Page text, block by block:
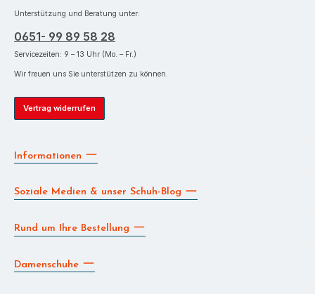
Unterstützung und Beratung unter:
0651- 99 89 58 28
Servicezeiten: 9 – 13 Uhr (Mo. – Fr.)
Wir freuen uns Sie unterstützen zu können.
Vertrag widerrufen
Informationen
Soziale Medien & unser Schuh-Blog
Rund um Ihre Bestellung
Damenschuhe